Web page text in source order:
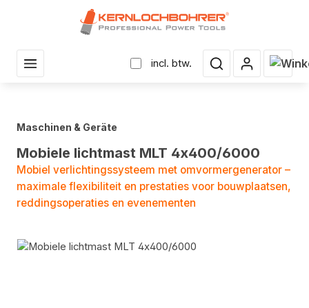
incl. btw.
Maschinen & Geräte
Mobiele lichtmast MLT 4x400/6000
Mobiel verlichtingssysteem met omvormergenerator –
maximale flexibiliteit en prestaties voor bouwplaatsen,
reddingsoperaties en evenementen
Fotogalerij overslaan